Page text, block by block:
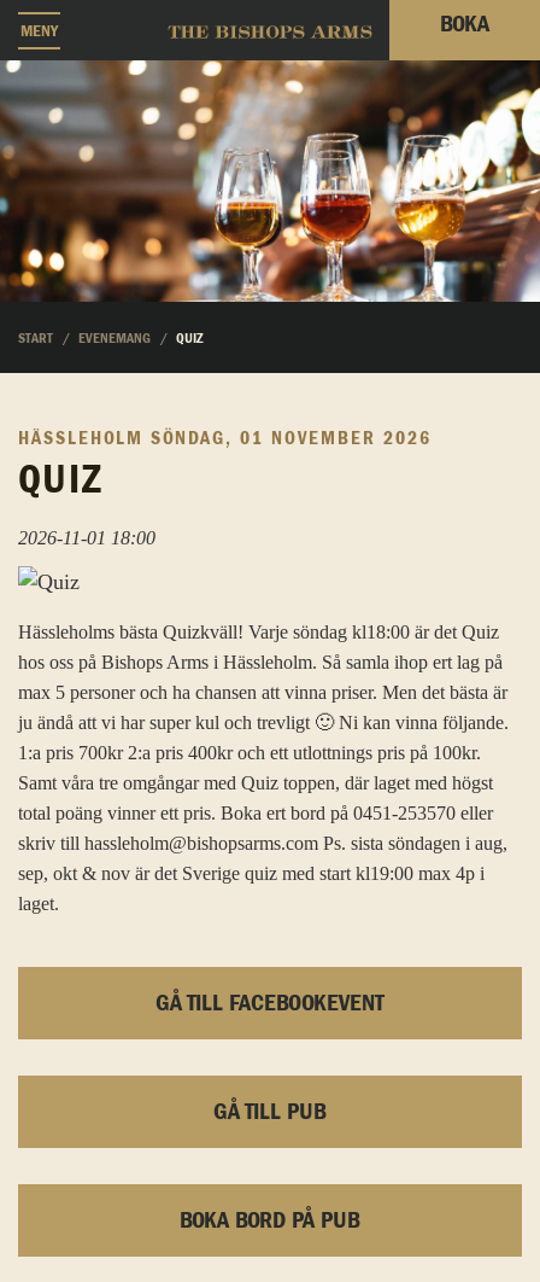
MENY BOKA
START EVENEMANG QUIZ
HÄSSLEHOLM SÖNDAG, 01 NOVEMBER 2026
QUIZ
2026-11-01 18:00
Hässleholms bästa Quizkväll! Varje söndag kl18:00 är det Quiz
hos oss på Bishops Arms i Hässleholm. Så samla ihop ert lag på
max 5 personer och ha chansen att vinna priser. Men det bästa är
ju ändå att vi har super kul och trevligt 🙂 Ni kan vinna följande.
1:a pris 700kr 2:a pris 400kr och ett utlottnings pris på 100kr.
Samt våra tre omgångar med Quiz toppen, där laget med högst
total poäng vinner ett pris. Boka ert bord på 0451-253570 eller
skriv till hassleholm@bishopsarms.com Ps. sista söndagen i aug,
sep, okt & nov är det Sverige quiz med start kl19:00 max 4p i
laget.
GÅ TILL FACEBOOKEVENT
GÅ TILL PUB
BOKA BORD PÅ PUB